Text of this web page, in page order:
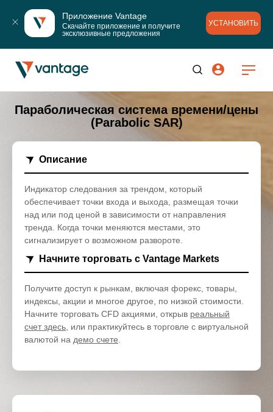
Приложение Vantage
Скачайте приложение и получите
эксклюзивные предложения
УСТАНОВИТЬ
Параболическая система времени/цены
(Parabolic SAR)
Описание
Индикатор следования за трендом, который
обеспечивает точки входа и выхода, размещая точки
над или под ценой в зависимости от направления
тренда. Когда точки меняются местами, это
сигнализирует о возможном развороте.
Начните торговать с Vantage Markets
Получите доступ к рынкам, включая форекс, товары,
индексы, акции и многое другое, по низкой стоимости.
Начните торговать CFD акциями, открыв реальный
счет здесь , или практикуйтесь в торговле с виртуальной
валютой на демо счете